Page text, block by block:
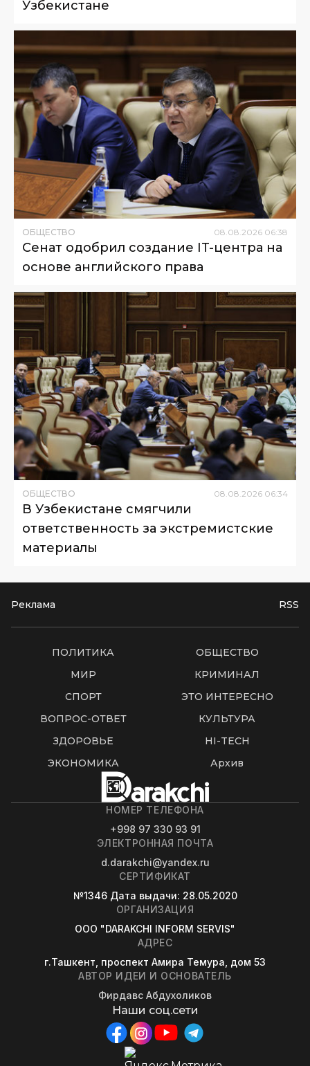
Узбекистане
ОБЩЕСТВО 08 08 2026 06:38
Сенат одобрил создание IT-центра на
основе английского права
ОБЩЕСТВО 08.08.2026 06:34
В Узбекистане смягчили
ответственность за экстремистские
материалы
Реклама RSS
ПОЛИТИКА
ОБЩЕСТВО
МИР
КРИМИНАЛ
СПОРТ
ЭТО ИНТЕРЕСНО
ВОПРОС-ОТВЕТ
КУЛЬТУРА
ЗДОРОВЬЕ
HI-TECH
ЭКОНОМИКА
Архив
НОМЕР ТЕЛЕФОНА
+998 97 330 93 91
ЭЛЕКТРОННАЯ ПОЧТА
d.darakchi@yandex.ru
СЕРТИФИКАТ
№1346 Дата выдачи: 28.05.2020
ОРГАНИЗАЦИЯ
OOO "DARAKCHI INFORM SERVIS"
АДРЕС
г.Ташкент, проспект Амира Темура, дом 53
АВТОР ИДЕИ И ОСНОВАТЕЛЬ
Фирдавс Абдухоликов
Наши соц.сети